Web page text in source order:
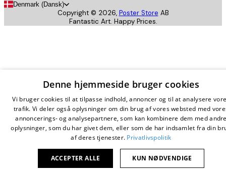
Denmark (Dansk)
Copyright © 2026, Poster Store AB
Fantastic Art. Happy Prices.
Denne hjemmeside bruger cookies
Vi bruger cookies til at tilpasse indhold, annoncer og til at analysere
trafik. Vi deler også oplysninger om din brug af vores websted med
annoncerings- og analysepartnere, som kan kombinere dem med
oplysninger, som du har givet dem, eller som de har indsamlet fra din
af deres tjenester. Privatlivspolitik
ACCEPTER ALLE KUN NØDVENDIGE